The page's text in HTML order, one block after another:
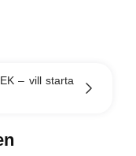
– vill starta